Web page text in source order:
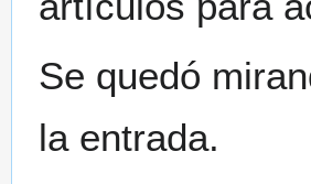
Se quedó
la entrada.